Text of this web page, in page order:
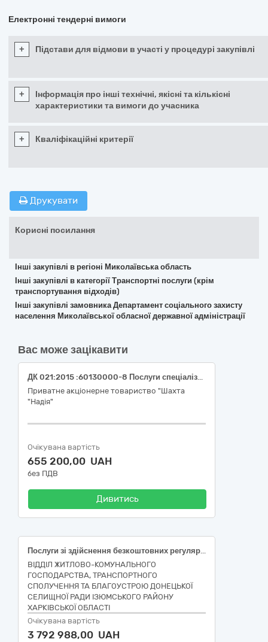
Електронні тендерні вимоги
+ Підстави для відмови в участі у процедурі закупівлі
+
Інформація про інші технічні, якісні та кількісні
характеристики та вимоги до учасника
+ Кваліфікаційні критерії
Друкувати
Корисні посилання
Інші закупівлі в регіоні Миколаївська область
Інші закупівлі в категорії Транспортні послуги (крім
транспортування відходів)
Інші закупівлі замовника Департамент соціального захисту
населення Миколаївської обласної державної адміністрації
Вас може зацікавити
ДК 021:2015 :60130000-8 Послуги спеціалізованих автомобільних перевезень пасажирів (послуги з перевезень автомобільним транспортом робітників ПрАТ «Шахта «Надія» на роботу/з роботи за маршрутом: м. Шептицький - шахта «Надія» - шахта «Надія» - м. Шептицький )
Приватне акціонерне товариство "Шахта
"Надія"
Очікувана вартість
655 200,00 UAH
без ПДВ
Дивитись
Послуги зі здійснення безкоштовних регулярних спеціальних перевезень пасажирів
ВІДДІЛ ЖИТЛОВО-КОМУНАЛЬНОГО
ГОСПОДАРСТВА, ТРАНСПОРТНОГО
СПОЛУЧЕННЯ ТА БЛАГОУСТРОЮ ДОНЕЦЬКОЇ
СЕЛИЩНОЇ РАДИ ІЗЮМСЬКОГО РАЙОНУ
ХАРКІВСЬКОЇ ОБЛАСТІ
Очікувана вартість
3 792 988,00 UAH